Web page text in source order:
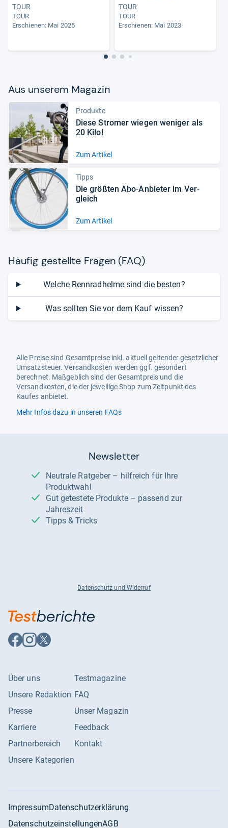
TOUR
TOUR
Erschienen: Mai 2025
TOUR
TOUR
Erschienen: Mai 2023
Aus unse­rem Maga­zin
Produkte
Diese Stro­mer wie­gen weni­ger als
20 Kilo!
Zum Artikel
Tipps
Die größ­ten Abo-​Anbie­ter im Ver­
gleich
Zum Artikel
Häu­fig gestellte Fra­gen (FAQ)
Welche Rennradhelme sind die besten?
Was sollten Sie vor dem Kauf wissen?
Alle Preise sind Gesamtpreise inkl. aktuell geltender gesetzlicher
Umsatzsteuer. Versandkosten werden ggf. gesondert
berechnet. Maßgeblich sind der Gesamtpreis und die
Versandkosten, die der jeweilige Shop zum Zeitpunkt des
Kaufes anbietet.
Mehr Infos dazu in unseren FAQs
Newsletter
Neutrale Ratgeber – hilfreich für Ihre
Produktwahl
Gut getestete Produkte – passend zur
Jahreszeit
Tipps & Tricks
Datenschutz und Widerruf
Auf
Facebook
Auf
Instagram
Auf
X
Über uns
Unsere Redaktion
Presse
Karriere
Partnerbereich
Unsere Kategorien
Testmagazine
FAQ
Unser Magazin
Feedback
Kontakt
ImpressumDatenschutzerklärung
DatenschutzeinstellungenAGB